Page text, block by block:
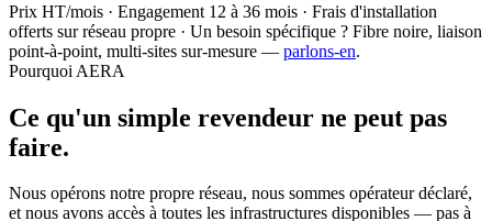
Prix HT/mois · Engagement 12 à 36 mois · Frais d'installation
offerts sur réseau propre · Un besoin spécifique ? Fibre noire, liaison
point-à-point, multi-sites sur-mesure — parlons-en.
Pourquoi AERA
Ce qu'un simple revendeur ne peut pas
faire.
Nous opérons notre propre réseau, nous sommes opérateur déclaré,
et nous avons accès à toutes les infrastructures disponibles — pas à